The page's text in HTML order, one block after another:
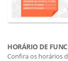
HORÁRIO DE
Confira os horários